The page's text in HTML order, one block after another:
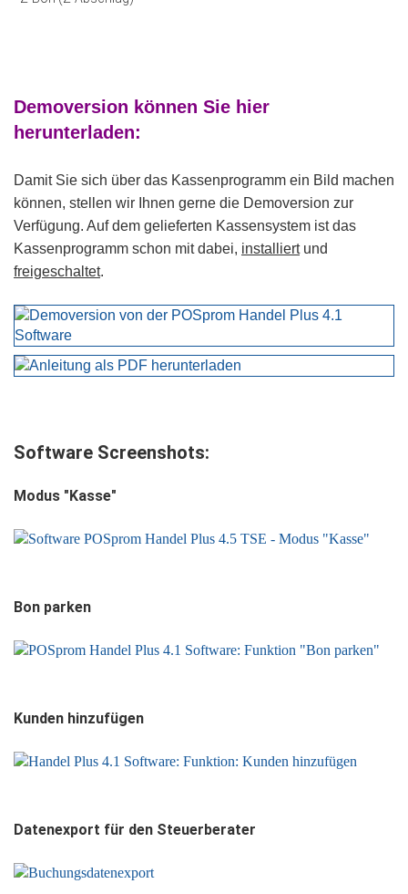
Demoversion können Sie hier
herunterladen:
Damit Sie sich über das Kassenprogramm ein Bild machen
können, stellen wir Ihnen gerne die Demoversion zur
Verfügung. Auf dem gelieferten Kassensystem ist das
Kassenprogramm schon mit dabei, installiertund
freigeschaltet.
Software Screenshots:
Modus "Kasse"
Bon parken
Kunden hinzufügen
Datenexport für den Steuerberater